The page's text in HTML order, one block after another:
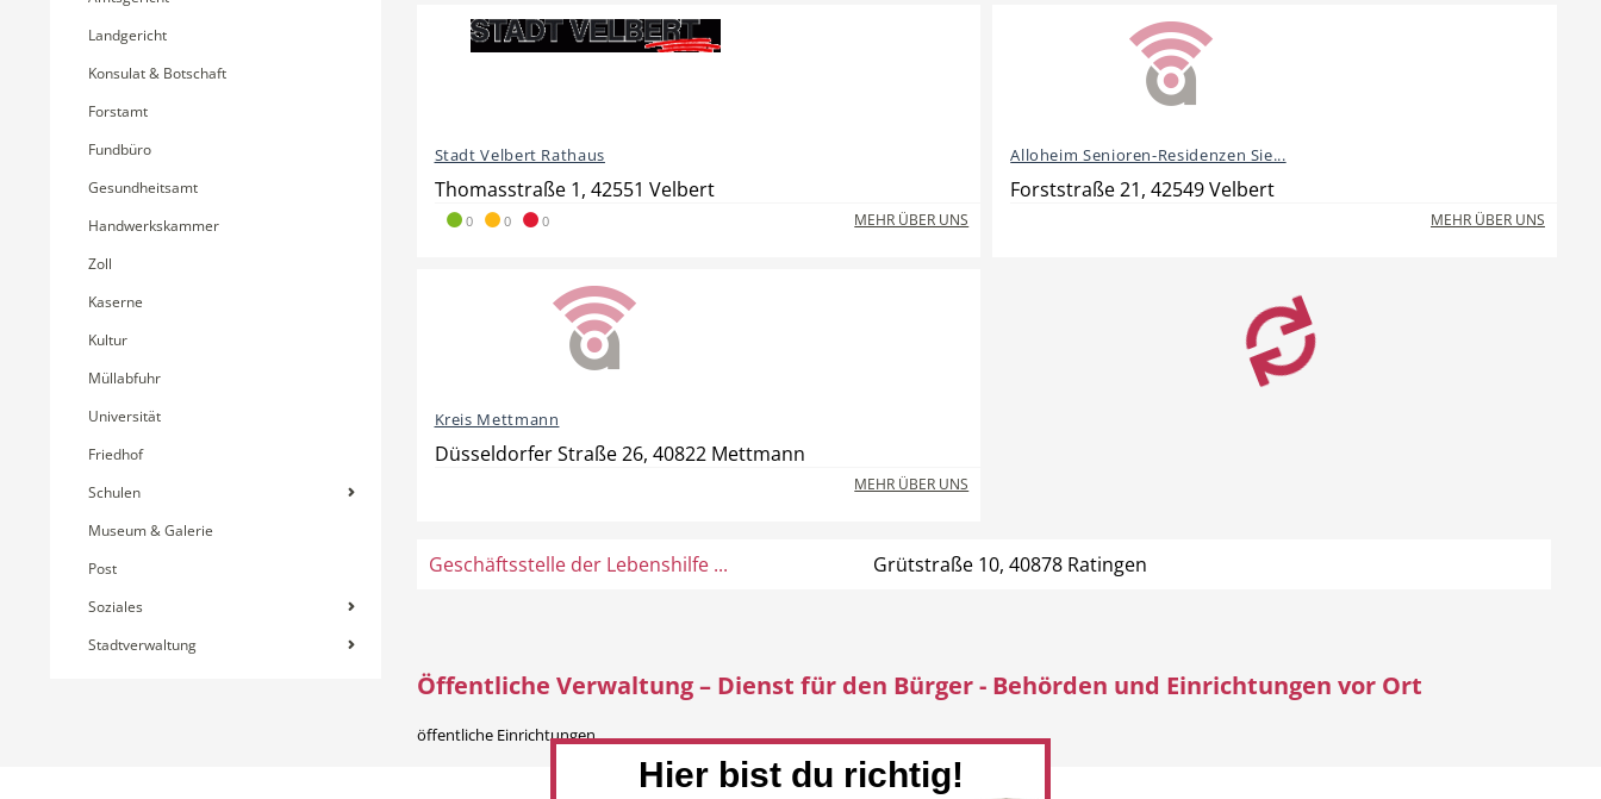
Landgericht
Konsulat & Botschaft
Forstamt
Fundbüro
Gesundheitsamt
Handwerkskammer
Zoll
Kaserne
Kultur
Müllabfuhr
Universität
Friedhof
Schulen
Museum & Galerie
Post
Soziales
Stadtverwaltung
Stadt Velbert Rathaus
Thomasstraße 1, 42551 Velbert
0 0 0 MEHR ÜBER UNS
Alloheim Senioren-Residenzen Sie...
Forststraße 21, 42549 Velbert
MEHR ÜBER UNS
Kreis Mettmann
Düsseldorfer Straße 26, 40822 Mettmann
MEHR ÜBER UNS
Geschäftsstelle der Lebenshilfe ... Grütstraße 10, 40878 Ratingen
Öffentliche Verwaltung – Dienst für den Bürger - Behörden und Einrichtungen vor Ort
öffentliche Einrichtungen
Hier bist du richtig!